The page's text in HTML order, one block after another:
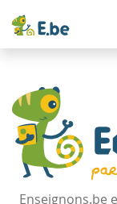
Enseignons.be